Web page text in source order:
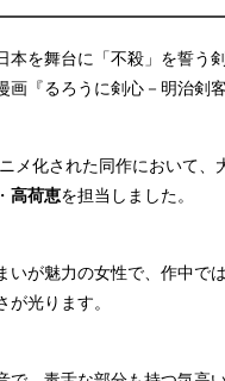
本を舞台に「不殺」を誓う
画『るろうに剣心－明治剣
メ化された同作において、
高荷恵を担当しました。
いが魅力の女性で、作中で
が光ります。